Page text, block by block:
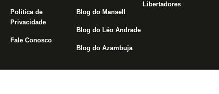
Política de
Privacidade
Fale Conosco
Blog do Mansell
Blog do Léo Andrade
Blog do Azambuja
Libertadores